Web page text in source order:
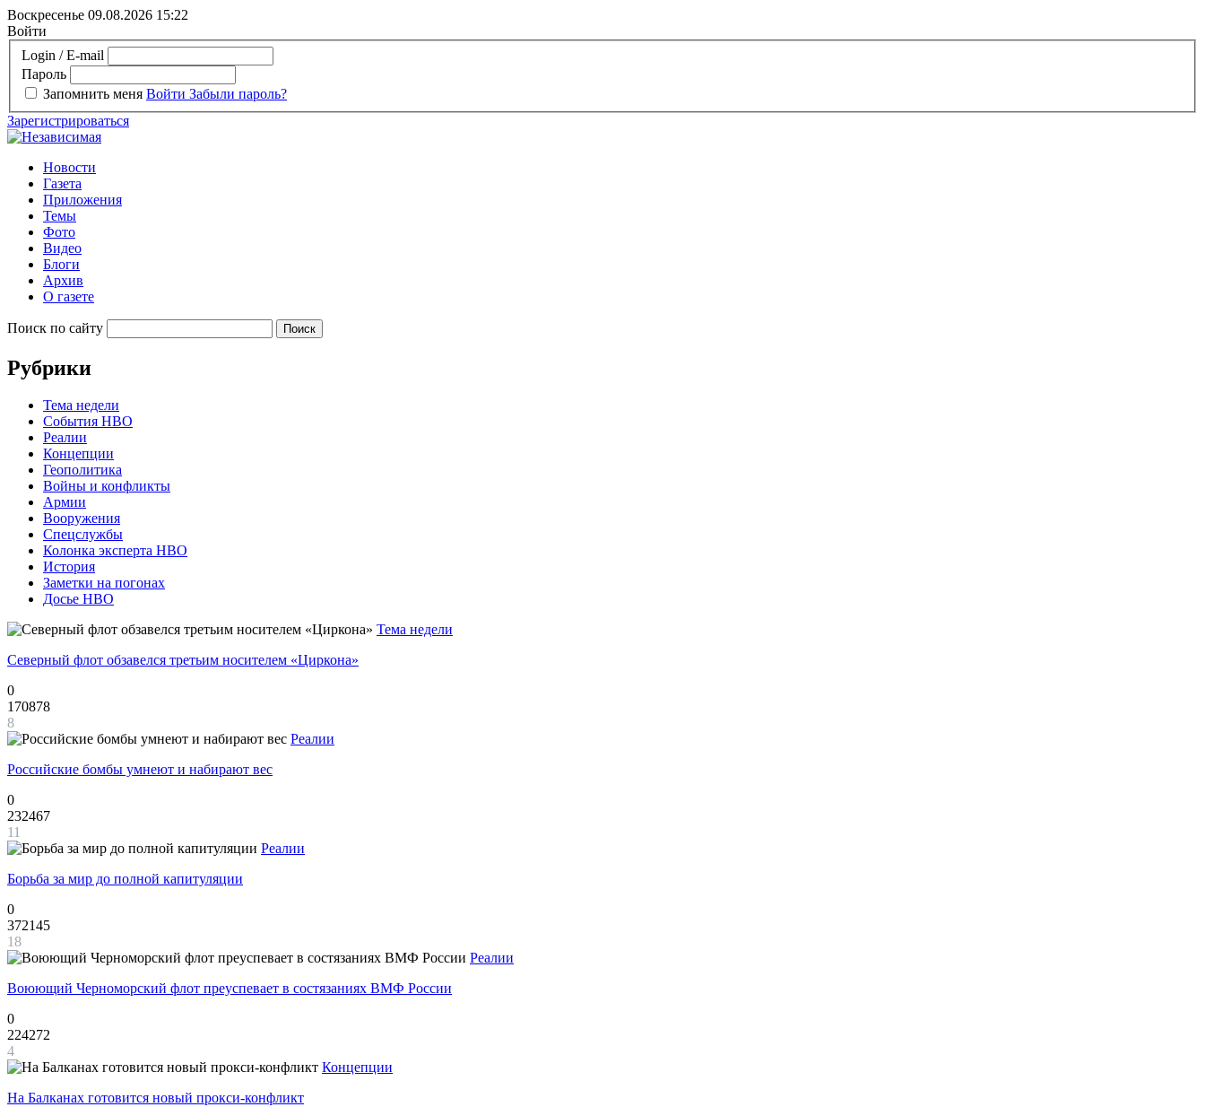
Воскресенье 09.08.2026 15:22
Войти
Login / E-mail
Пароль
Запомнить меня Войти Забыли пароль?
Зарегистрироваться
Новости
Газета
Приложения
Темы
Фото
Видео
Блоги
Архив
О газете
Поиск по сайту
Рубрики
Тема недели
События НВО
Реалии
Концепции
Геополитика
Войны и конфликты
Армии
Вооружения
Спецслужбы
Колонка эксперта НВО
История
Заметки на погонах
Досье НВО
Тема недели
Северный флот обзавелся третьим носителем «Циркона»
0
170878
8
Реалии
Российские бомбы умнеют и набирают вес
0
232467
11
Реалии
Борьба за мир до полной капитуляции
0
372145
18
Реалии
Воюющий Черноморский флот преуспевает в состязаниях ВМФ России
0
224272
4
Концепции
На Балканах готовится новый прокси-конфликт